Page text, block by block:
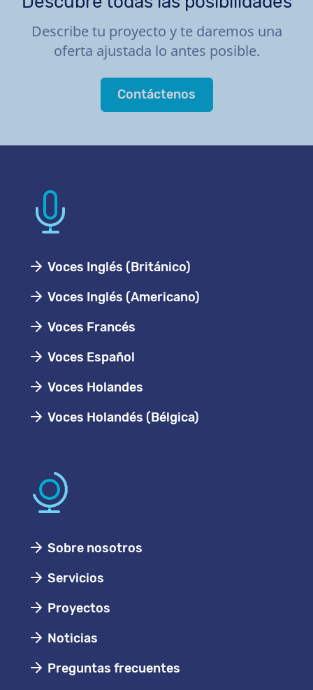
Describe tu proyecto y te daremos una
oferta ajustada lo antes posible.
Contáctenos
Voces Inglés (Británico)
Voces Inglés (Americano)
Voces Francés
Voces Español
Voces Holandes
Voces Holandés (Bélgica)
Sobre nosotros
Servicios
Proyectos
Noticias
Preguntas frecuentes